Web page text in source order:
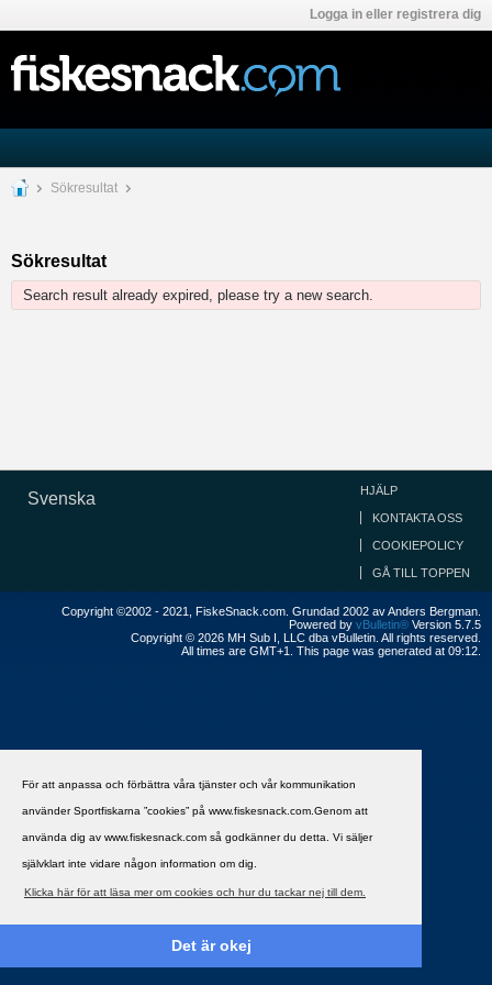
För att anpassa och förbättra våra tjänster och vår kommunikation
använder Sportfiskarna ”cookies” på www.fiskesnack.com.Genom att
använda dig av www.fiskesnack.com så godkänner du detta. Vi säljer
självklart inte vidare någon information om dig.
Klicka här för att läsa mer om cookies och hur du tackar nej till dem.
Det är okej
Logga in eller registrera dig
Sökresultat
Sökresultat
Search result already expired, please try a new search.
Svenska HJÄLP
KONTAKTA OSS
COOKIEPOLICY
GÅ TILL TOPPEN
Copyright ©2002 - 2021, FiskeSnack.com. Grundad 2002 av Anders Bergman.
Powered by vBulletin® Version 5.7.5
Copyright © 2026 MH Sub I, LLC dba vBulletin. All rights reserved.
All times are GMT+1. This page was generated at 09:12.